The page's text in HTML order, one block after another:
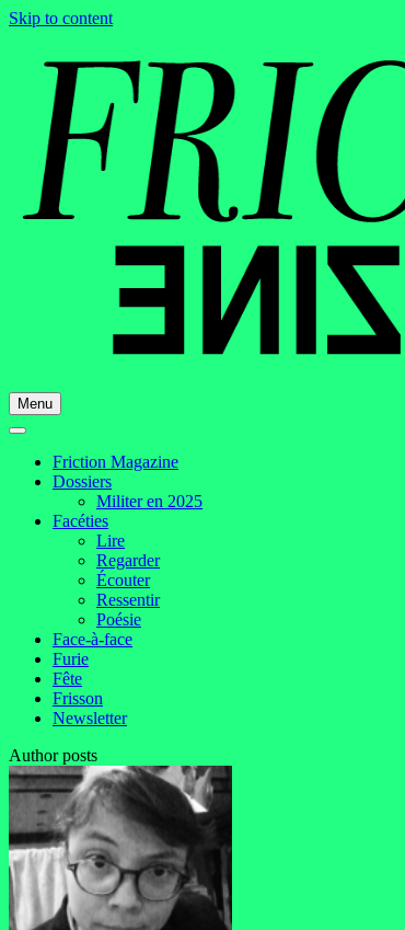
Skip to content
Menu
Friction Magazine
Dossiers
Militer en 2025
Facéties
Lire
Regarder
Écouter
Ressentir
Poésie
Face-à-face
Furie
Fête
Frisson
Newsletter
Author posts